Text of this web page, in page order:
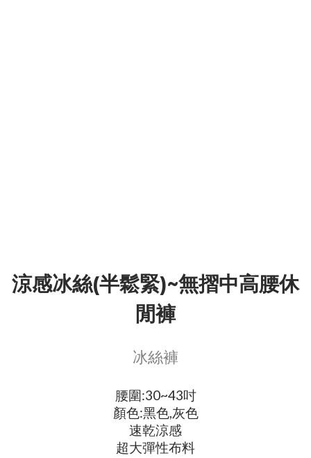
涼感冰絲(半鬆緊)~無摺中高腰休
閒褲
冰絲褲
腰圍:30~43吋
顏色:黑色,灰色
速乾涼感
超大彈性布料